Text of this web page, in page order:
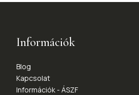
Információk
Blog
Kapcsolat
Információk - ÁSZF